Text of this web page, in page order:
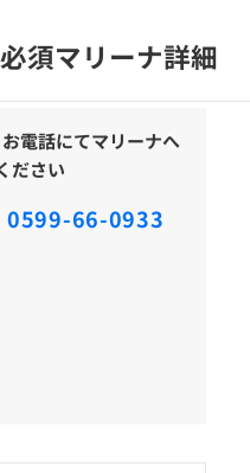
須マリーナ詳細
電話にてマリーナへ
ださい
0599-66-0933